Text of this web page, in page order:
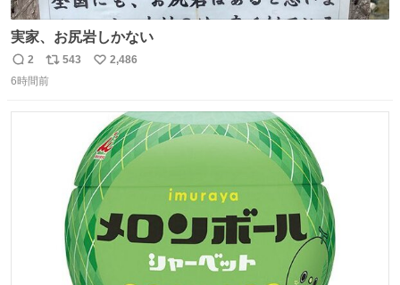
実家、お尻岩しかない
返
信
2
リ
ポ
543
い
2,486
6時間前